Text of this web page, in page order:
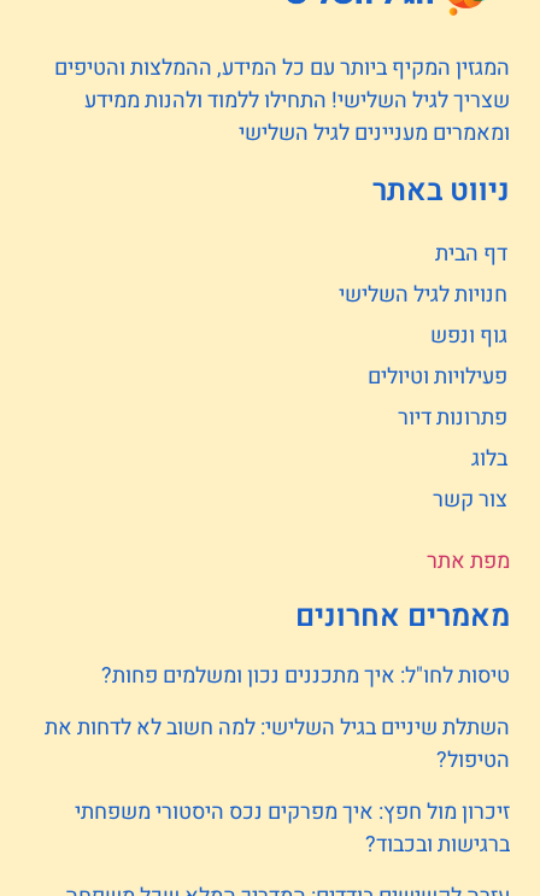
המגזין המקיף ביותר עם כל המידע, ההמלצות והטיפים
שצריך לגיל השלישי! התחילו ללמוד ולהנות ממידע
ומאמרים מעניינים לגיל השלישי
ניווט באתר
דף הבית
חנויות לגיל השלישי
גוף ונפש
פעילויות וטיולים
פתרונות דיור
בלוג
צור קשר
מפת אתר
מאמרים אחרונים
טיסות לחו"ל: איך מתכננים נכון ומשלמים פחות?
השתלת שיניים בגיל השלישי: למה חשוב לא לדחות את
הטיפול?
זיכרון מול חפץ: איך מפרקים נכס היסטורי משפחתי
ברגישות ובכבוד?